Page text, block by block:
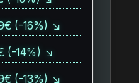
(-16%) ↘
(-14%) ↘
(-13%) ↘